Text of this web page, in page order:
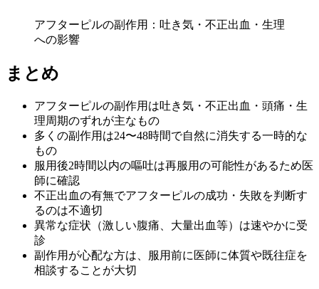
アフターピルの副作用：吐き気・不正出血・生理
への影響
まとめ
アフターピルの副作用は吐き気・不正出血・頭痛・生
理周期のずれが主なもの
多くの副作用は24〜48時間で自然に消失する一時的な
もの
服用後2時間以内の嘔吐は再服用の可能性があるため医
師に確認
不正出血の有無でアフターピルの成功・失敗を判断す
るのは不適切
異常な症状（激しい腹痛、大量出血等）は速やかに受
診
副作用が心配な方は、服用前に医師に体質や既往症を
相談することが大切